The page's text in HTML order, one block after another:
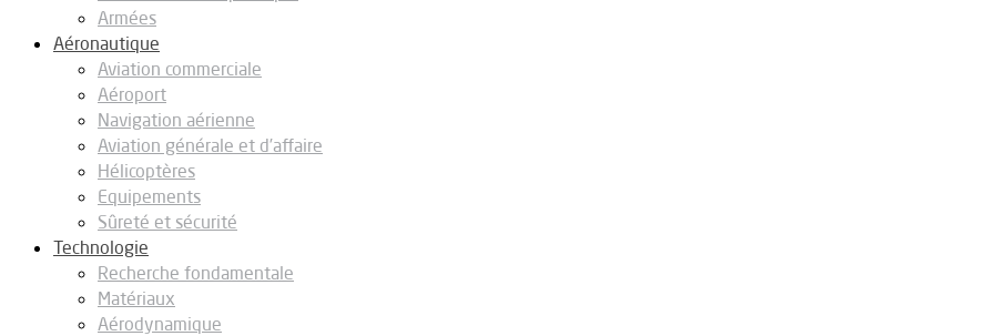
Armées
Aéronautique
Aviation commerciale
Aéroport
Navigation aérienne
Aviation générale et d’affaire
Hélicoptères
Equipements
Sûreté et sécurité
Technologie
Recherche fondamentale
Matériaux
Aérodynamique